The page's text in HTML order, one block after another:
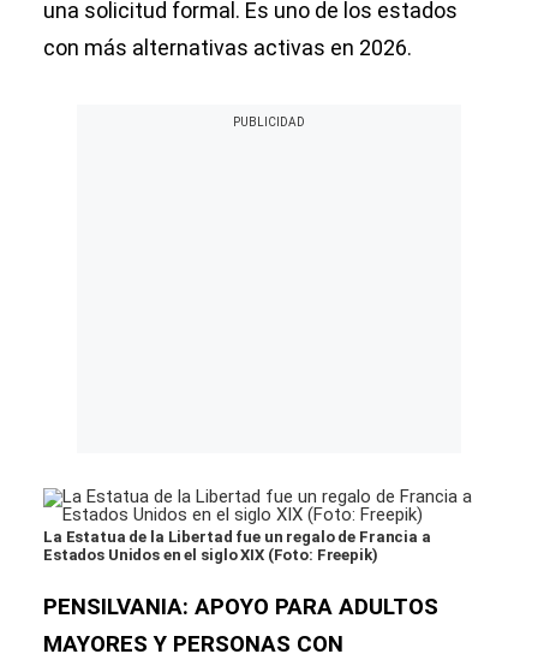
una solicitud formal. Es uno de los estados
con más alternativas activas en 2026.
La Estatua de la Libertad fue un regalo de Francia a
Estados Unidos en el siglo XIX (Foto: Freepik)
PENSILVANIA: APOYO PARA ADULTOS
MAYORES Y PERSONAS CON